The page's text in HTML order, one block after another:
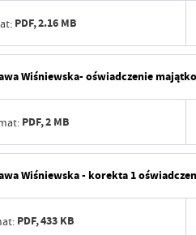
PDF,2.16 MB
Wiśniewska- oświadczenie
PDF,2 MB
Wiśniewska - korekta 1
PDF,433 KB